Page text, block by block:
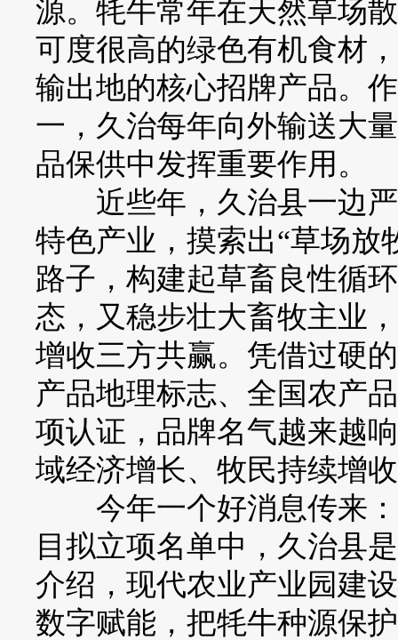
源。牦牛常年在天然草场
可度很高的绿色有机食材
输出地的核心招牌产品。
一，久治每年向外输送大
品保供中发挥重要作用。
近些年，久治县一边严
特色产业，摸索出“草场放
路子，构建起草畜良性循
态，又稳步壮大畜牧主业
增收三方共赢。凭借过硬
产品地理标志、全国农产
项认证，品牌名气越来越
域经济增长、牧民持续增
今年一个好消息传来：
目拟立项名单中，久治县
介绍，现代农业产业园建
数字赋能，把牦牛种源保